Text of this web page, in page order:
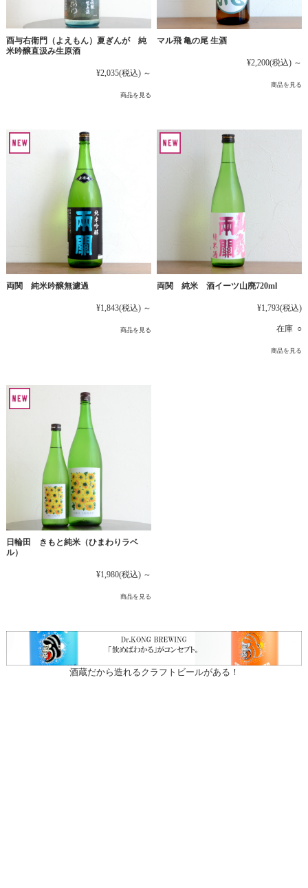
酉与右衛門（よえもん）夏ぎんが 純
米吟醸直汲み生原酒
¥2,035(税込) ～
商品を見る
マル飛 亀の尾 生酒
¥2,200(税込) ～
商品を見る
両関 純米吟醸無濾過
¥1,843(税込) ～
商品を見る
両関 純米 酒イーツ山廃720ml
¥1,793(税込)
在庫 ○
商品を見る
日輪田 きもと純米（ひまわりラベ
ル）
¥1,980(税込) ～
商品を見る
酒蔵だから造れるクラフトビールがある！